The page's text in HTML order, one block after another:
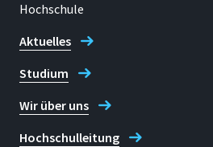
Hochschule
Aktuelles
Studium
Wir über uns
Hochschulleitung